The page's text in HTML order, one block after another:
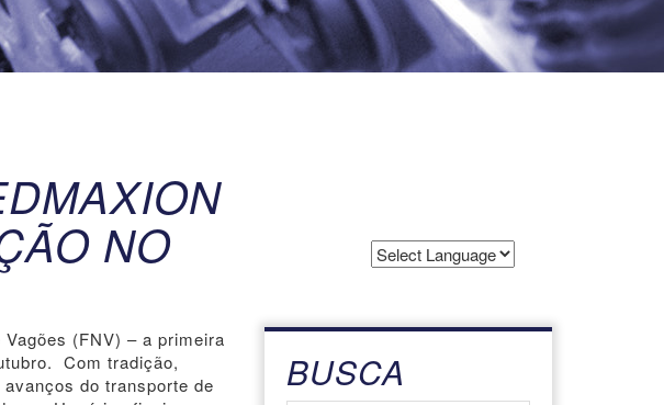
NO
(FNV) – a primeira
Com tradição,
do transporte de
BUSCA